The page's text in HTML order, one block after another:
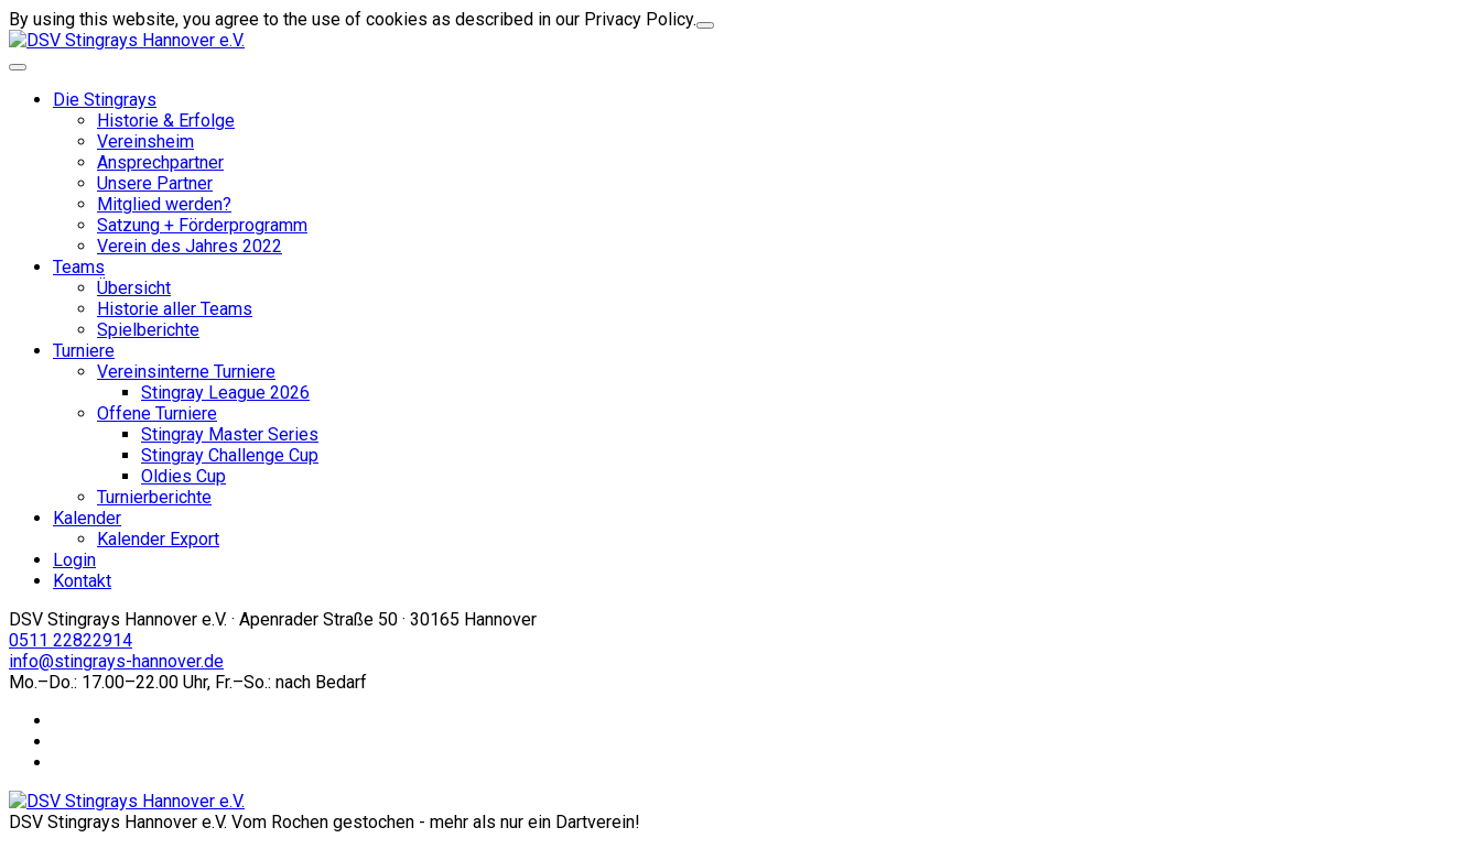
By using this website, you agree to the use of cookies as described in our Privacy Policy.
Die Stingrays
Historie & Erfolge
Vereinsheim
Ansprechpartner
Unsere Partner
Mitglied werden?
Satzung + Förderprogramm
Verein des Jahres 2022
Teams
Übersicht
Historie aller Teams
Spielberichte
Turniere
Vereinsinterne Turniere
Stingray League 2026
Offene Turniere
Stingray Master Series
Stingray Challenge Cup
Oldies Cup
Turnierberichte
Kalender
Kalender Export
Login
Kontakt
DSV Stingrays Hannover e.V. · Apenrader Straße 50 · 30165 Hannover
0511 22822914
info@stingrays-hannover.de
Mo.–Do.: 17.00–22.00 Uhr, Fr.–So.: nach Bedarf
DSV Stingrays Hannover e.V. Vom Rochen gestochen - mehr als nur ein Dartverein!